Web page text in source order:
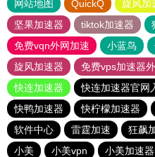
网站地图 QuickQ 旋风加
坚果加速器
tiktok加速器
免费vqn外网加速
小蓝鸟
旋风加速器
免费vps加速器
快连加速器
快连加速器官网
快鸭加速器
快柠檬加速器
软件中心
雷霆加速 狂飙
小美
小美vpn 小美加速器